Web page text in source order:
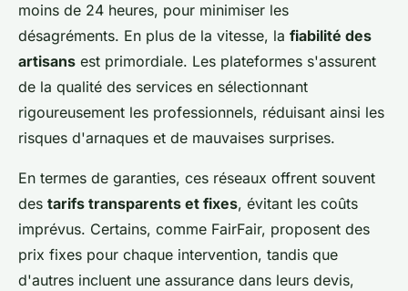
moins de 24 heures, pour minimiser les
désagréments. En plus de la vitesse, la fiabilité des
artisans est primordiale. Les plateformes s'assurent
de la qualité des services en sélectionnant
rigoureusement les professionnels, réduisant ainsi les
risques d'arnaques et de mauvaises surprises.
En termes de garanties, ces réseaux offrent souvent
des tarifs transparents et fixes, évitant les coûts
imprévus. Certains, comme FairFair, proposent des
prix fixes pour chaque intervention, tandis que
d'autres incluent une assurance dans leurs devis,